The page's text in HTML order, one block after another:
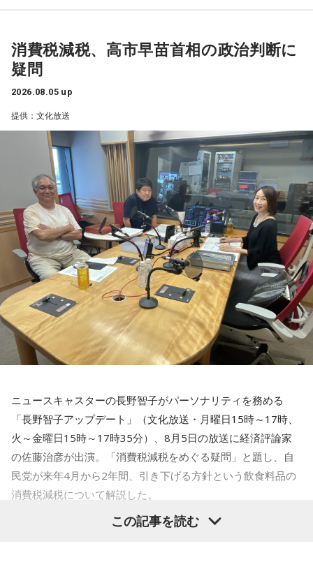
手を伸ばしましょう。こしょうやワサビなど、ピリッとした
スパイスが◎。
【7位】獅子座（しし座）
急ぐよりも、今あるものをしっかり守り固めることを意識し
ましょう。出費を抑えたいなら、必要かどうかを一晩寝かせ
てから決めるくらいの慎重さを。近くの神社にお参りすると
気持ちが整いそう。
【8位】双子座（ふたご座）
心の奥にしまっていたものが浮かび上がりやすい日。過去の
人間関係や手放したはずの気持ちが顔を出すかもしれません
が、無理に蓋をしなくて大丈夫。今の自分として受け止め直
すことで、気持ちが軽くなりそうです。お寺に足を運ぶと心
が静まるはず。
【9位】水瓶座（みずがめ座）
心地よく整えると良い日。散らかっている場所を片づけた
り、インテリアを少し変えてみたりすると気持ちに余裕が生
まれそうです。小さなことでも、感謝を言葉にすると空気が
やわらぐはず。お気に入りのグラスで飲み物を楽しんでみま
【10位】牡羊座（おひつじ座）
お金の使い方に注意したい日。小さな出費が積み重なりやす
いので、財布を開く前にひと呼吸おくことを意識して。新し
いスキルや資格への投資は、今日は情報収集にとどめておく
のが無難。光るものを身につけると気持ちが引き締まりそ
う。
【11位】天秤座（てんびん座）
まずは動き出すことで流れが一気に加速していくはず。迷っ
ていた新しいスタイルにも思い切って挑戦して。美容院に行
【2位】乙女座（おとめ座）
知的好奇心が幸運を運んでくる日。気になっていた分野の本
を開いたり、資格や学びについてリサーチしたりしてみまし
ょう。自分のやり方にこだわらず、人のアドバイスを素直に
受け入れてみると視界がパッと開けそう。葉物が入ったサラ
ダを食べるのもおすすめ。
【3位】山羊座（やぎ座）
ワクワクに素直になれる日。趣味やクリエイティブなことに
時間を使うと、大きな達成感が得られそう。恋愛面でも新鮮
な展開が期待できるタイミングなので、気になる人がいるな
ら積極的に声をかけて。川べりを散歩すると気持ちがリフレ
ッシュできそう。
【4位】蟹座（かに座）
人の輪が広がる日。交流会やイベント、SNSでのつながりな
ど、いつもより少し広い世界に飛び込んでみると面白い出会
りてくるかも。
【5位】蠍座（さそり座）
人付き合いを丁寧に扱うと良い日。パートナーや仕事相手と
の間に、小さなすれ違いが起きるかも。理想を押しつけず、
相手の話に耳を傾ければ関係がなめらかになるはずです。歯
のケアをいつもより丁寧にすると、気持ちがシャキッとする
消費税減税、高市早苗首相の政治判断に
疑問
2026.08.05 up
提供：文化放送
ニュースキャスターの長野智子がパーソナリティを務める
「長野智子アップデート」（文化放送・月曜日15時～17時、
火～金曜日15時～17時35分）、8月5日の放送に経済評論家
の佐藤治彦が出演。「消費税減税をめぐる疑問」と題し、自
民党が来年4月から2年間、引き下げる方針という飲食料品の
消費税減税について解説した。
鈴木敏夫（文化放送解説委員）「自民党は、きょう開いた臨
この記事を読む